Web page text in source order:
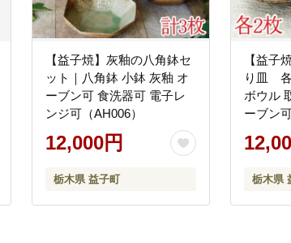
【益子焼】灰釉の八角鉢セ
ット｜八角鉢 小鉢 灰釉 オ
ーブン可 食洗器可 電子レ
ンジ可（AH006）
12,000円
栃木県 益子町
【益子
り皿 各
ボウル
ーブン
ンジ可
栃木県